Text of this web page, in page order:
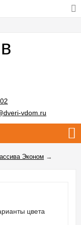
vdom.ru
Эконом →
цвета